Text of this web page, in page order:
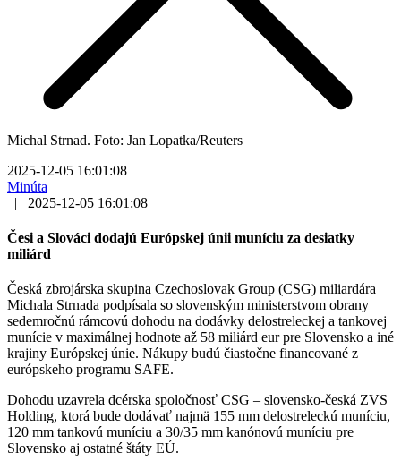
Michal Strnad. Foto: Jan Lopatka/Reuters
2025-12-05 16:01:08
Minúta
|
2025-12-05 16:01:08
Česi a Slováci dodajú Európskej únii muníciu za desiatky
miliárd
Česká zbrojárska skupina Czechoslovak Group (CSG) miliardára
Michala Strnada podpísala so slovenským ministerstvom obrany
sedemročnú rámcovú dohodu na dodávky delostreleckej a tankovej
munície v maximálnej hodnote až 58 miliárd eur pre Slovensko a iné
krajiny Európskej únie. Nákupy budú čiastočne financované z
európskeho programu SAFE.
Dohodu uzavrela dcérska spoločnosť CSG – slovensko-česká ZVS
Holding, ktorá bude dodávať najmä 155 mm delostreleckú muníciu,
120 mm tankovú muníciu a 30/35 mm kanónovú muníciu pre
Slovensko aj ostatné štáty EÚ.